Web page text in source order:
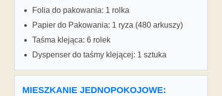
Folia do pakowania: 1 rolka
Papier do Pakowania: 1 ryza (480 arkuszy)
Taśma klejąca: 6 rolek
Dyspenser do taśmy klejącej: 1 sztuka
MIESZKANIE JEDNOPOKOJOWE: